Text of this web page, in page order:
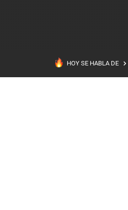
HOY SE HABLA DE